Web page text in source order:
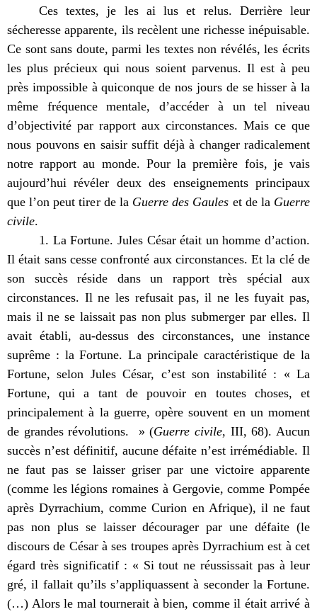
Ces textes, je les ai lus et relus. Derrière leur
sécheresse apparente, ils recèlent une richesse inépuisable.
Ce sont sans doute, parmi les textes non révélés, les écrits
les plus précieux qui nous soient parvenus. Il est à peu
près impossible à quiconque de nos jours de se hisser à la
même fréquence mentale, d’accéder à un tel niveau
d’objectivité par rapport aux circonstances. Mais ce que
nous pouvons en saisir suffit déjà à changer radicalement
notre rapport au monde. Pour la première fois, je vais
aujourd’hui révéler deux des enseignements principaux
que l’on peut tirer de la Guerre des Gaules et de la Guerre
civile.
1. La Fortune. Jules César était un homme d’action.
Il était sans cesse confronté aux circonstances. Et la clé de
son succès réside dans un rapport très spécial aux
circonstances. Il ne les refusait pas, il ne les fuyait pas,
mais il ne se laissait pas non plus submerger par elles. Il
avait établi, au-dessus des circonstances, une instance
suprême : la Fortune. La principale caractéristique de la
Fortune, selon Jules César, c’est son instabilité : « La
Fortune, qui a tant de pouvoir en toutes choses, et
principalement à la guerre, opère souvent en un moment
de grandes révolutions. » (Guerre civile, III, 68). Aucun
succès n’est définitif, aucune défaite n’est irrémédiable. Il
ne faut pas se laisser griser par une victoire apparente
(comme les légions romaines à Gergovie, comme Pompée
après Dyrrachium, comme Curion en Afrique), il ne faut
pas non plus se laisser décourager par une défaite (le
discours de César à ses troupes après Dyrrachium est à cet
égard très significatif : « Si tout ne réussissait pas à leur
gré, il fallait qu’ils s’appliquassent à seconder la Fortune.
(…) Alors le mal tournerait à bien, comme il était arrivé à